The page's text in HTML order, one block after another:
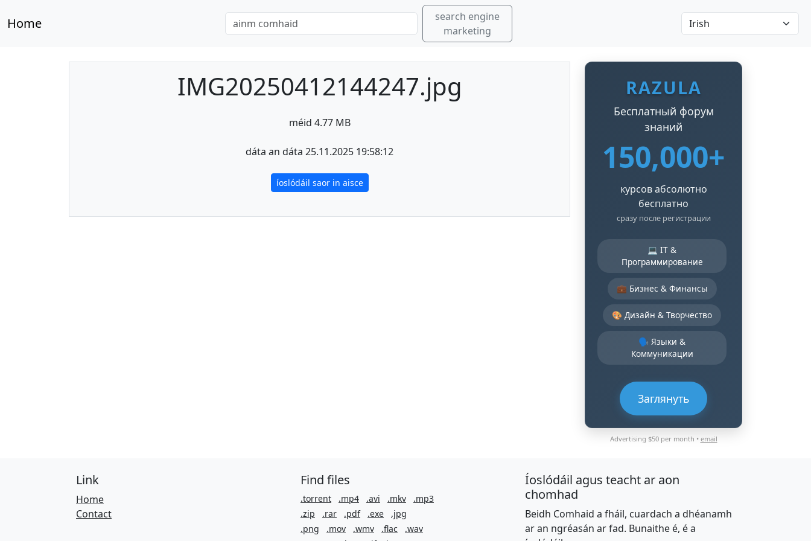
Home
search engine
marketing
IMG20250412144247.jpg
méid 4.77 MB
dáta an dáta 25.11.2025 19:58:12
íoslódáil saor in aisce
RAZULA
Бесплатный форум
знаний
150,000+
курсов абсолютно
бесплатно
сразу после регистрации
💻 IT &
Программирование
💼 Бизнес & Финансы
🎨 Дизайн & Творчество
🗣️ Языки &
Коммуникации
Заглянуть
Advertising $50 per month • email
Link
Home
Contact
Find files
.torrent .mp4 .avi .mkv
.mp3
.zip
.rar .pdf .exe
.jpg
.png
.mov .wmv .flac
.wav
Íoslódáil agus teacht ar aon
chomhad
Beidh Comhaid a fháil, cuardach a dhéanamh
ar an ngréasán ar fad. Bunaithe é, é a